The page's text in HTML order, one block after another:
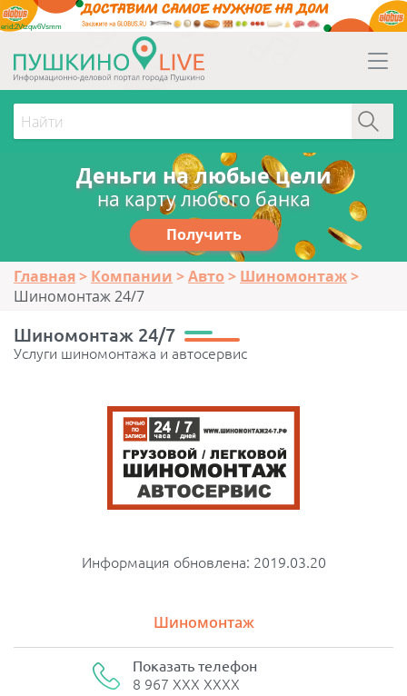
erid:2Vtzqw6Vsmm
Деньги на любые цели
на карту любого банка
Получить
Главная Компании Авто
Шиномонтаж
Шиномонтаж 24/7
Шиномонтаж 24/7
Услуги шиномонтажа и автосервис
Информация обновлена: 2019.03.20
Шиномонтаж
Показать телефон
8 967 XXX XXXX